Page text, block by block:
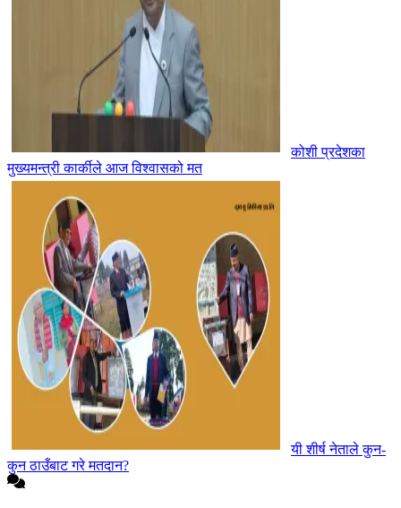
कोशी प्रदेशका
मुख्यमन्त्री कार्कीले आज विश्वासको मत
यी शीर्ष नेताले कुन-
कुन ठाउँबाट गरे मतदान?